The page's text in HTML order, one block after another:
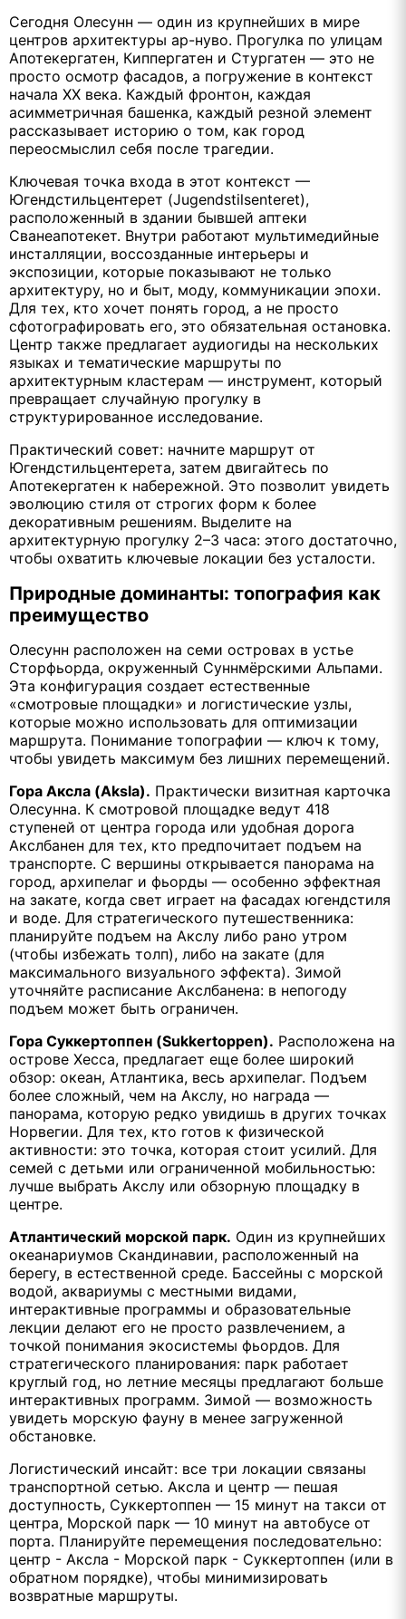
Сегодня Олесунн — один из крупнейших в мире
центров архитектуры ар-нуво. Прогулка по улицам
Апотекергатен, Киппергатен и Стургатен — это не
просто осмотр фасадов, а погружение в контекст
начала XX века. Каждый фронтон, каждая
асимметричная башенка, каждый резной элемент
рассказывает историю о том, как город
переосмыслил себя после трагедии.
Ключевая точка входа в этот контекст —
Югендстильцентерет (Jugendstilsenteret),
расположенный в здании бывшей аптеки
Сванеапотекет. Внутри работают мультимедийные
инсталляции, воссозданные интерьеры и
экспозиции, которые показывают не только
архитектуру, но и быт, моду, коммуникации эпохи.
Для тех, кто хочет понять город, а не просто
сфотографировать его, это обязательная остановка.
Центр также предлагает аудиогиды на нескольких
языках и тематические маршруты по
архитектурным кластерам — инструмент, который
превращает случайную прогулку в
структурированное исследование.
Практический совет: начните маршрут от
Югендстильцентерета, затем двигайтесь по
Апотекергатен к набережной. Это позволит увидеть
эволюцию стиля от строгих форм к более
декоративным решениям. Выделите на
архитектурную прогулку 2–3 часа: этого достаточно,
чтобы охватить ключевые локации без усталости.
Природные доминанты: топография как
преимущество
Олесунн расположен на семи островах в устье
Сторфьорда, окруженный Суннмёрскими Альпами.
Эта конфигурация создает естественные
«смотровые площадки» и логистические узлы,
которые можно использовать для оптимизации
маршрута. Понимание топографии — ключ к тому,
чтобы увидеть максимум без лишних перемещений.
Гора Аксла (Aksla). Практически визитная карточка
Олесунна. К смотровой площадке ведут 418
ступеней от центра города или удобная дорога
Акслбанен для тех, кто предпочитает подъем на
транспорте. С вершины открывается панорама на
город, архипелаг и фьорды — особенно эффектная
на закате, когда свет играет на фасадах югендстиля
и воде. Для стратегического путешественника:
планируйте подъем на Акслу либо рано утром
(чтобы избежать толп), либо на закате (для
максимального визуального эффекта). Зимой
уточняйте расписание Акслбанена: в непогоду
подъем может быть ограничен.
Гора Суккертоппен (Sukkertoppen). Расположена на
острове Хесса, предлагает еще более широкий
обзор: океан, Атлантика, весь архипелаг. Подъем
более сложный, чем на Акслу, но награда —
панорама, которую редко увидишь в других точках
Норвегии. Для тех, кто готов к физической
активности: это точка, которая стоит усилий. Для
семей с детьми или ограниченной мобильностью:
лучше выбрать Акслу или обзорную площадку в
центре.
Атлантический морской парк. Один из крупнейших
океанариумов Скандинавии, расположенный на
берегу, в естественной среде. Бассейны с морской
водой, аквариумы с местными видами,
интерактивные программы и образовательные
лекции делают его не просто развлечением, а
точкой понимания экосистемы фьордов. Для
стратегического планирования: парк работает
круглый год, но летние месяцы предлагают больше
интерактивных программ. Зимой — возможность
увидеть морскую фауну в менее загруженной
обстановке.
Логистический инсайт: все три локации связаны
транспортной сетью. Аксла и центр — пешая
доступность, Суккертоппен — 15 минут на такси от
центра, Морской парк — 10 минут на автобусе от
порта. Планируйте перемещения последовательно:
центр - Аксла - Морской парк - Суккертоппен (или в
обратном порядке), чтобы минимизировать
возвратные маршруты.